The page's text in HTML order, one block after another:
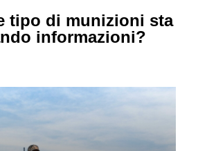
tipo di munizioni sta
informazioni?